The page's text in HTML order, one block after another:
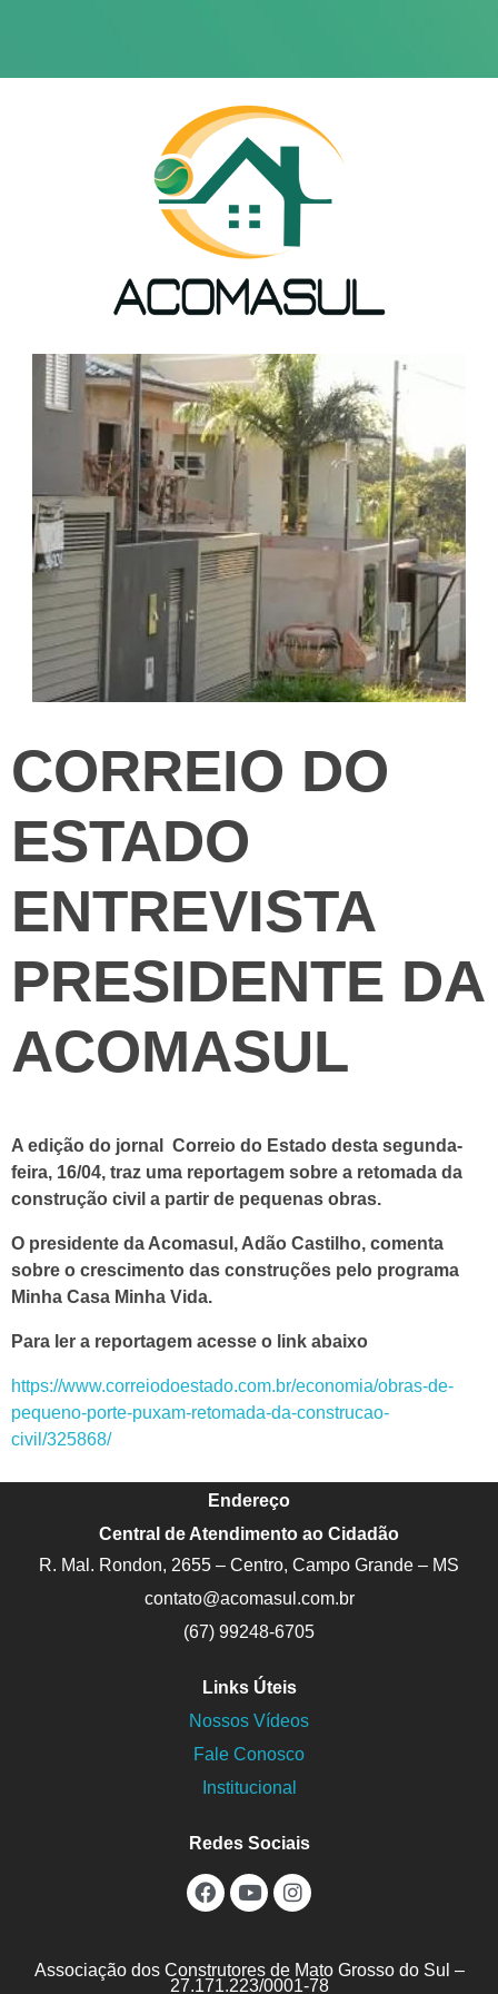
CORREIO DO
ESTADO
ENTREVISTA
PRESIDENTE DA
ACOMASUL
A edição do jornal Correio do Estado desta segunda-
feira, 16/04, traz uma reportagem sobre a retomada da
construção civil a partir de pequenas obras.
O presidente da Acomasul, Adão Castilho, comenta
sobre o crescimento das construções pelo programa
Minha Casa Minha Vida.
Para ler a reportagem acesse o link abaixo
https://www.correiodoestado.com.br/economia/obras-de-
pequeno-porte-puxam-retomada-da-construcao-
civil/325868/
Endereço
Central de Atendimento ao Cidadão
R. Mal. Rondon, 2655 – Centro, Campo Grande – MS
contato@acomasul.com.br
(67) 99248-6705
Links Úteis
Nossos Vídeos
Fale Conosco
Institucional
Redes Sociais
Associação dos Construtores de Mato Grosso do Sul –
27.171.223/0001-78
CORREIO DO ESTADO ENTREVISTA PRESIDENTE DA